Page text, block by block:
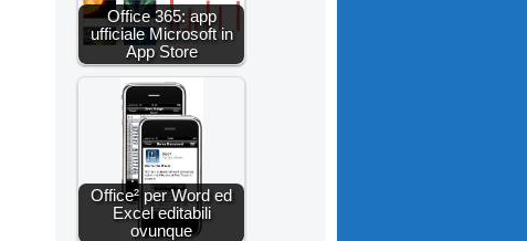
Office 365: app
ufficiale Microsoft in
App Store
Office² per Word ed
Excel editabili
ovunque